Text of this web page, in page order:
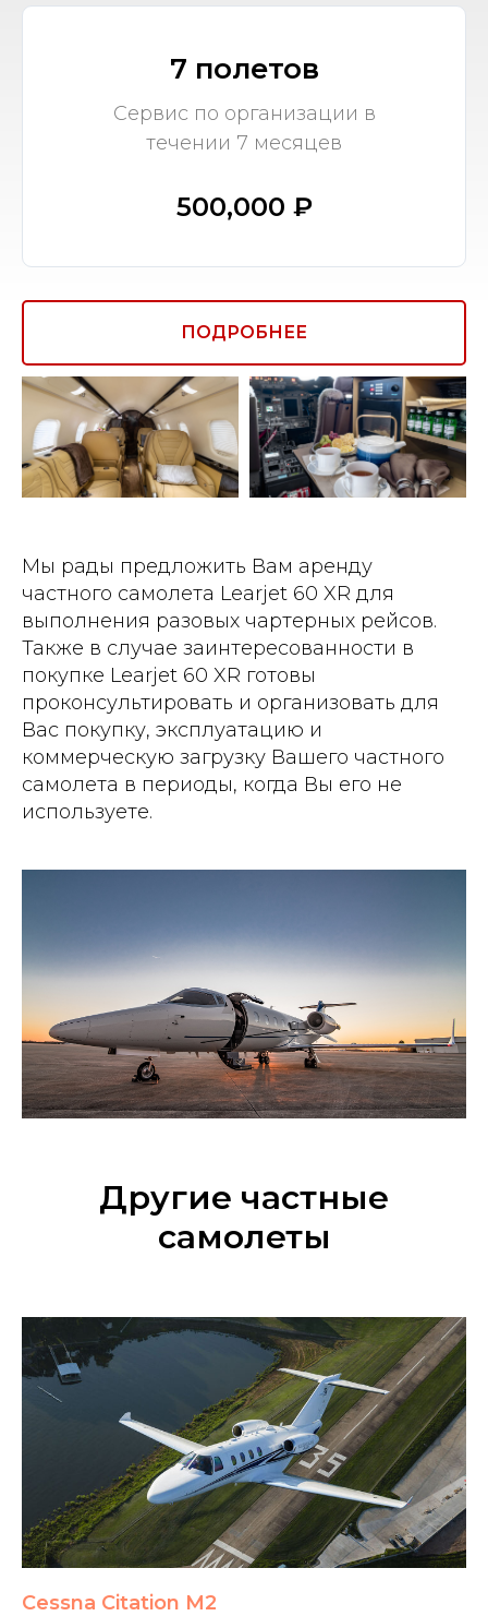
7 полетов
Сервис по организации в
течении 7 месяцев
500,000 ₽
ПОДРОБНЕЕ
Мы рады предложить Вам аренду
частного самолета Learjet 60 XR для
выполнения разовых чартерных рейсов.
Также в случае заинтересованности в
покупке Learjet 60 XR готовы
проконсультировать и организовать для
Вас покупку, эксплуатацию и
коммерческую загрузку Вашего частного
самолета в периоды, когда Вы его не
используете.
Другие частные
самолеты
Cessna Citation M2